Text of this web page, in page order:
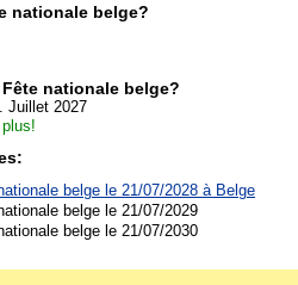
nationale belge?
nationale belge?
Juillet 2027
belge le 21/07/2028 à Belge
belge le 21/07/2029
belge le 21/07/2030